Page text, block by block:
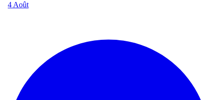
4 Août